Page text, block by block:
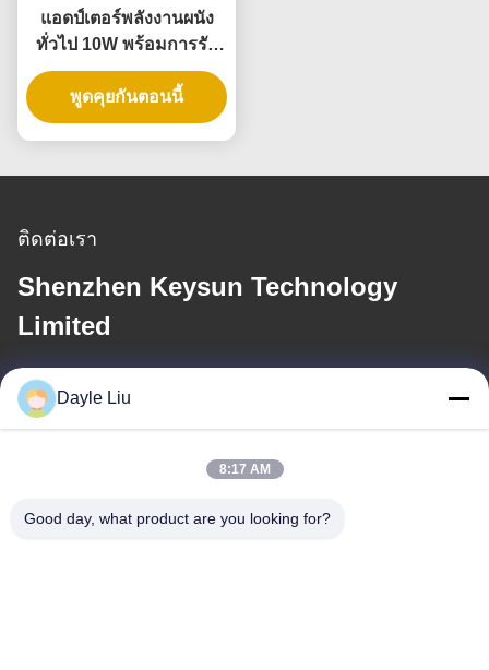
แอดป์เตอร์พลังงานผนัง
ทั่วไป 10W พร้อมการรับ
ประกัน 3 ปีและความดัน
ออกหลายครั้ง
พูดคุยกันตอนนี้
ติดต่อเรา
Shenzhen Keysun Technology
Limited
อีเมล
dayle@keysuntech.com
ที่อยู่ของเรา
Dayle Liu
8:17 AM
Good day, what product are you looking for?